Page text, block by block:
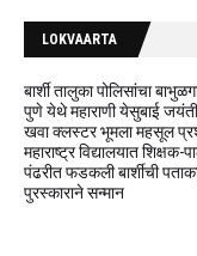
LOKVAARTA
बार्शी तालुका पोलिसांचा
पुणे येथे महाराणी येसुबाई
खवा क्लस्टर भूमला महसूल
महाराष्ट्र विद्यालयात
पंढरीत फडकली बार्शीची
पुरस्काराने सन्मान